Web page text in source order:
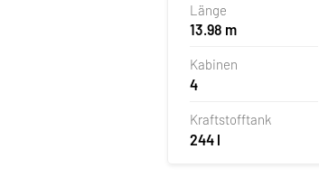
Länge
13.98 m
Kabinen
4
Kraftstofftank
244 l